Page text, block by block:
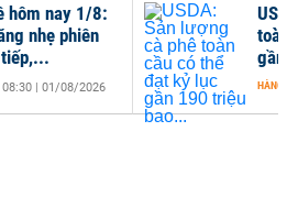
HÀNG
hôm nay 1/8:
nhẹ phiên
08:30 | 01/08/2026